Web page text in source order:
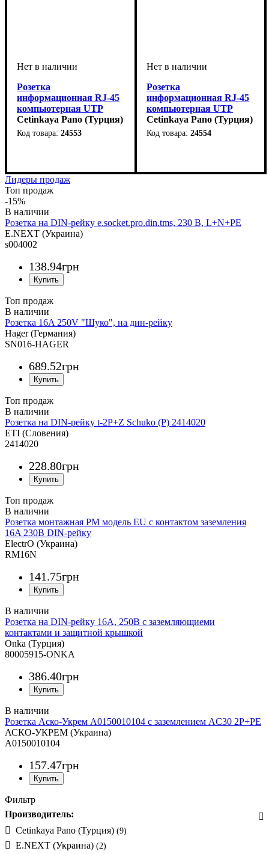
Розетка
информационная RJ-45
компьютерная UTP
кат.5 CAT5 модульная
установка в люк кабель-
канал настенный бокс
Cetinkaya Pano (Турция)
24553
Розетка
информационная RJ-45
компьютерная UTP
кат.6 CAT6 модульная
установка в люк кабель-
канал настенный бокс
Cetinkaya Pano (Турция)
24554
Лидеры продаж
Топ продаж
-15%
Розетка на DIN-рейку e.socket.pro.din.tms, 230 В, L+N+PE
E.NEXT (Украина)
s004002
138.94грн
Топ продаж
Розетка 16A 250V "Шуко", на дин-рейку
Hager (Германия)
SN016-HAGER
689.52грн
Топ продаж
Розетка на DIN-рейку t-2P+Z Schuko (P) 2414020
ETI (Словения)
2414020
228.80грн
Топ продаж
Розетка монтажная РМ модель EU с контактом заземления
16A 230В DIN-рейку
ElectrO (Украина)
RM16N
141.75грн
Розетка на DIN-рейку 16А, 250В с заземляющиеми
контактами и защитной крышкой
Onka (Турция)
80005915-ONKA
386.40грн
Розетка Аско-Укрем A0150010104 с заземлением AC30 2Р+РЕ
АСКО-УКРЕМ (Украина)
A0150010104
157.47грн
Фильтр
Производитель:
Cetinkaya Pano (Турция) (9)
E.NEXT (Украина) (2)